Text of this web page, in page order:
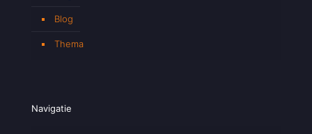
Blog
Thema
Navigatie